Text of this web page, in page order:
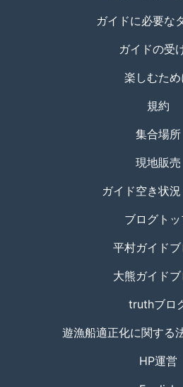
ガイドに必要な
ガイドの受
楽しむため
規約
集合場所
現地販売
ガイド空き状
ブログト
平村ガイド
大熊ガイド
truthブロ
遊漁船適正化に関する
HP運営